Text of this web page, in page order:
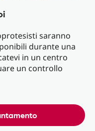
saranno
durante una
in un centro
un controllo